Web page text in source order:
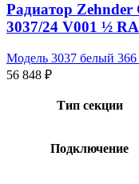
Радиатор Zehnder
3037/24 V001 ½
Модель 3037 белый
56 848 ₽
Тип секции
Подключение